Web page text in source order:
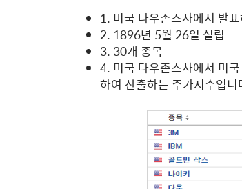
1. 미국 다우존스사에서 발
2. 1896년 5월 26일 설립
3. 30개 종목
4. 미국 다우존스사에서 미
하여 산출하는 주가지수입니